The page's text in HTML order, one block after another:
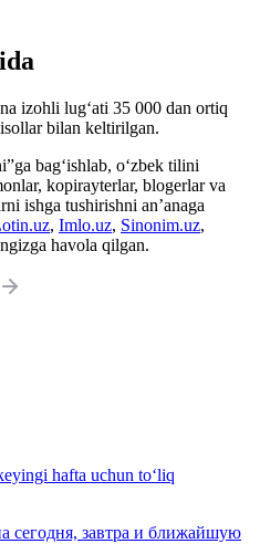
izohli lug‘ati 35 000 dan ortiq
bilan keltirilgan.
bag‘ishlab, o‘zbek tilini
kopirayterlar, blogerlar va
ishga tushirishni an’anaga
, Imlo.uz, Sinonim.uz,
havola qilgan.
hafta uchun to‘liq
сегодня, завтра и ближайшую